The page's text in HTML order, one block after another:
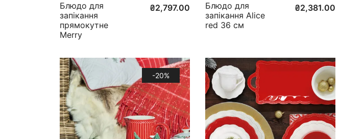
Блюдо для
запікання
прямокутне
Merry
₴2,797.00
Блюдо для
запікання Alice
red 36 см
₴2,381.00
-20%